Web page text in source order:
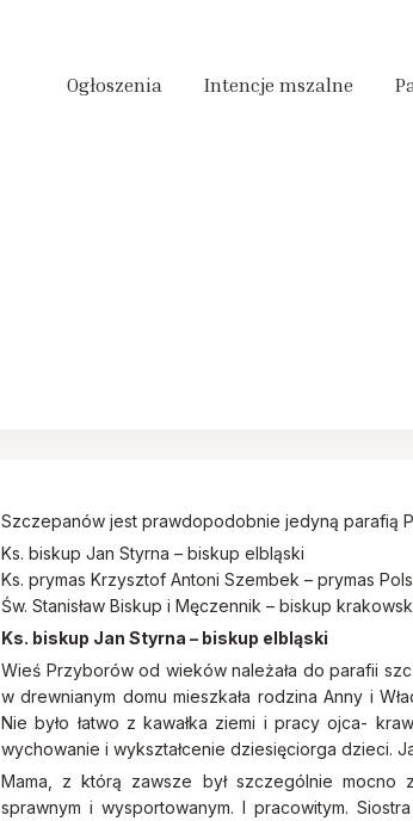
Ogłoszenia Intencje mszalne
Szczepanów jest prawdopodobnie jedyną parafią
Ks. biskup Jan Styrna – biskup elbląski
Ks. prymas Krzysztof Antoni Szembek – prymas
Św. Stanisław Biskup i Męczennik – biskup
Ks. biskup Jan Styrna – biskup elbląski
Wieś Przyborów od wieków należała do parafii
w drewnianym domu mieszkała rodzina Anny i
Nie było łatwo z kawałka ziemi i pracy ojca-
wychowanie i wykształcenie dziesięciorga dzieci.
Mama, z którą zawsze był szczególnie mocno
sprawnym i wysportowanym. I pracowitym.